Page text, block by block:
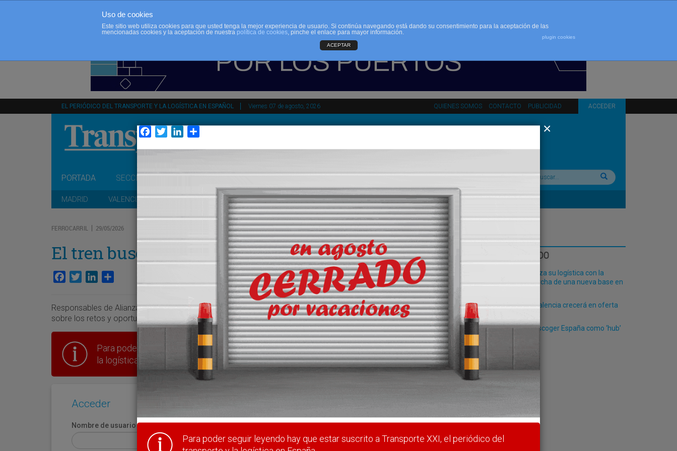
QUIENES SOMOS CONTACTO PUBLICIDAD ACCEDER
EL PERIÓDICO DEL TRANSPORTE Y LA LOGÍSTICA EN ESPAÑOL Viernes 07 de agosto, 2026
PORTADA SECCIONES Buscar:
MADRID VALENCIA CATALUÑA ANDALUCÍA PAÍS VASCO ESPAÑA INTERNACIONAL
FERROCARRIL 29/05/2026
El tren busca integrarse en la cadena logística
Facebook
TwitterLinkedIn
Responsables de Alianza Europea de Corredores, Alstom, Transfennica Logistics y Vasco Group debaten en Bilbao
sobre los retos y oportunidades del ferrocarril de mercancías.
Para poder seguir leyendo hay que estar suscrito a Transporte XXI, el periódico del transporte y
la logística en España.
Acceder
Nombre de usuario Nombre de usuario (elija un nombre)*
LO MÁS LEÍDO
Fribasa refuerza su logística con la
puesta en marcha de una nueva base en
El Puerto de Valencia crecerá en oferta
Lidl vuelve a escoger España como ‘hub’
Uso de cookies
Este sitio web utiliza cookies para que usted tenga la mejor experiencia de usuario. Si continúa navegando está dando su consentimiento para la aceptación de las
mencionadas cookies y la aceptación de nuestra política de cookies, pinche el enlace para mayor información.
plugin cookies
ACEPTAR
Facebook
TwitterLinkedIn
Para poder seguir leyendo hay que estar suscrito a Transporte XXI, el periódico del